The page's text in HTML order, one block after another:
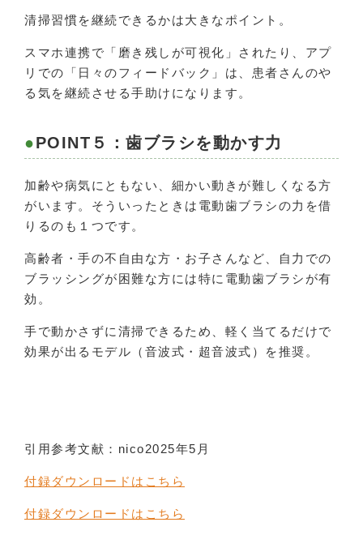
清掃習慣を継続できるかは大きなポイント。
スマホ連携で「磨き残しが可視化」されたり、アプ
リでの「日々のフィードバック」は、患者さんのや
る気を継続させる手助けになります。
POINT５：歯ブラシを動かす力
加齢や病気にともない、細かい動きが難しくなる方
がいます。そういったときは電動歯ブラシの力を借
りるのも１つです。
高齢者・手の不自由な方・お子さんなど、自力での
ブラッシングが困難な方には特に電動歯ブラシが有
効。
手で動かさずに清掃できるため、軽く当てるだけで
効果が出るモデル（音波式・超音波式）を推奨。
引用参考文献：nico2025年5月
付録ダウンロードはこちら
付録ダウンロードはこちら